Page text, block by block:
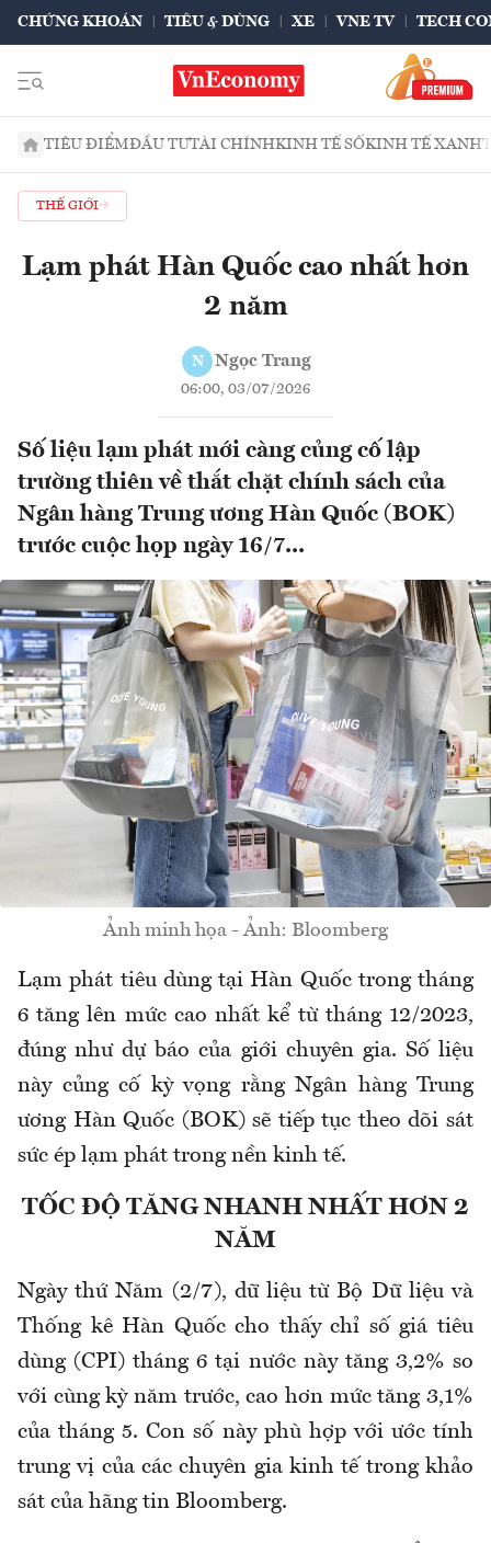
CHỨNG KHOÁN TIÊU & DÙNG XE VNE TV TECH
TIÊU ĐIỂMĐẦU TƯTÀI CHÍNHKINH TẾ SỐKINH TẾ XANH
THẾ GIỚI
Lạm phát Hàn Quốc cao nhất hơn
2 năm
N Ngọc Trang
06:00, 03/07/2026
Số liệu lạm phát mới càng củng cố lập
trường thiên về thắt chặt chính sách của
Ngân hàng Trung ương Hàn Quốc (BOK)
trước cuộc họp ngày 16/7...
Ảnh minh họa - Ảnh: Bloomberg
Lạm phát tiêu dùng tại Hàn Quốc trong tháng
6 tăng lên mức cao nhất kể từ tháng 12/2023,
đúng như dự báo của giới chuyên gia. Số liệu
này củng cố kỳ vọng rằng Ngân hàng Trung
ương Hàn Quốc (BOK) sẽ tiếp tục theo dõi sát
sức ép lạm phát trong nền kinh tế.
TỐC ĐỘ TĂNG NHANH NHẤT HƠN 2
NĂM
Ngày thứ Năm (2/7), dữ liệu từ Bộ Dữ liệu và
Thống kê Hàn Quốc cho thấy chỉ số giá tiêu
dùng (CPI) tháng 6 tại nước này tăng 3,2% so
với cùng kỳ năm trước, cao hơn mức tăng 3,1%
của tháng 5. Con số này phù hợp với ước tính
trung vị của các chuyên gia kinh tế trong khảo
sát của hãng tin Bloomberg.